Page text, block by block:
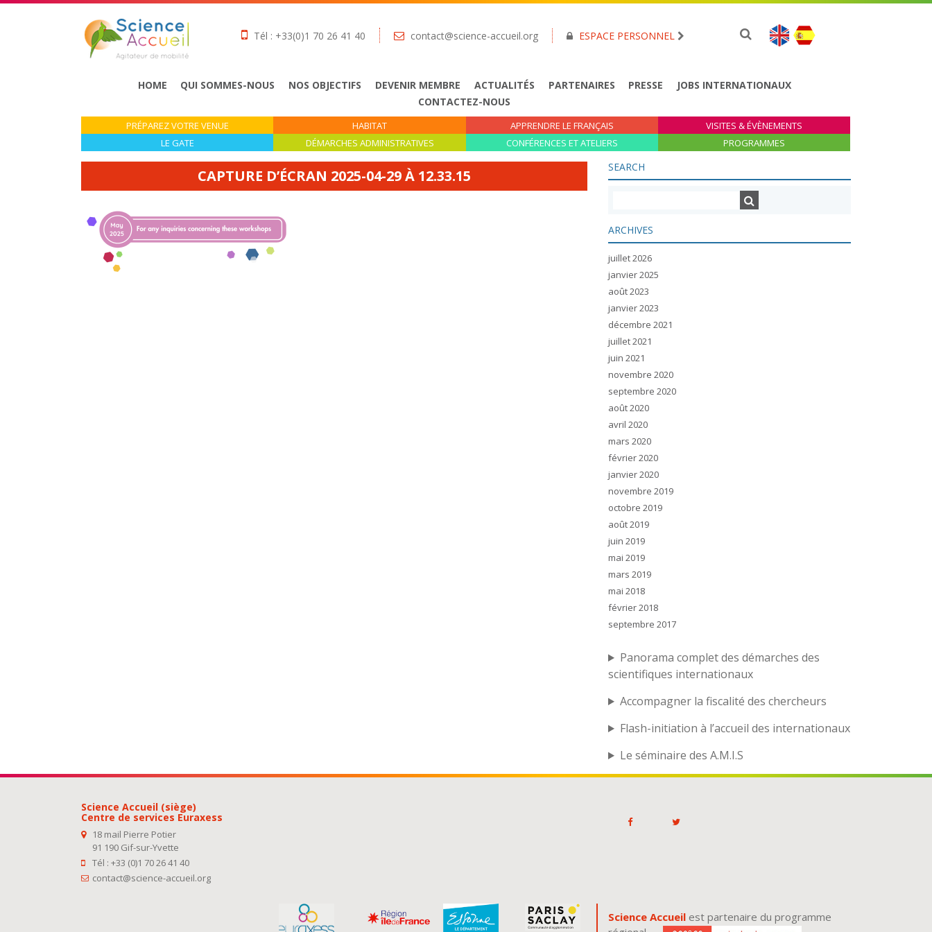
Tél : +33(0)1 70 26 41 40 contact@science-accueil.org ESPACE PERSONNEL
HOME QUI SOMMES-NOUS NOS OBJECTIFS DEVENIR MEMBRE ACTUALITÉS PARTENAIRES PRESSE
JOBS INTERNATIONAUX
CONTACTEZ-NOUS
PRÉPAREZ VOTRE VENUE HABITAT APPRENDRE LE FRANÇAIS
VISITES & ÉVÈNEMENTS
LE GATE
DÉMARCHES ADMINISTRATIVES CONFÉRENCES ET ATELIERS PROGRAMMES
CAPTURE D’ÉCRAN 2025-04-29 À 12.33.15 SEARCH
ARCHIVES
juillet 2026
janvier 2025
août 2023
janvier 2023
décembre 2021
juillet 2021
juin 2021
novembre 2020
septembre 2020
août 2020
avril 2020
mars 2020
février 2020
janvier 2020
novembre 2019
octobre 2019
août 2019
juin 2019
mai 2019
mars 2019
mai 2018
février 2018
septembre 2017
Panorama complet des démarches des
scientifiques internationaux
Accompagner la fiscalité des chercheurs
Flash-initiation à l’accueil des internationaux
Le séminaire des A.M.I.S
Science Accueil (siège)
Centre de services Euraxess
18 mail Pierre Potier
91 190 Gif-sur-Yvette
Tél : +33 (0)1 70 26 41 40
contact@science-accueil.org
Science Accueil est partenaire du programme